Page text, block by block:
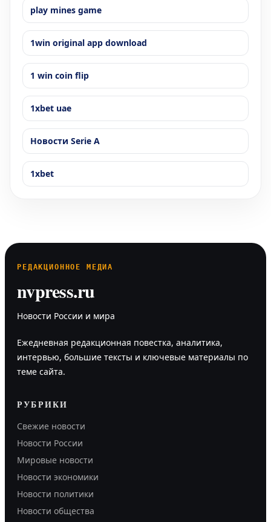
play mines game
1win original app download
1 win coin flip
1xbet uae
Новости Serie A
1xbet
РЕДАКЦИОННОЕ МЕДИА
nvpress.ru
Новости России и мира
Ежедневная редакционная повестка, аналитика,
интервью, большие тексты и ключевые материалы по
теме сайта.
РУБРИКИ
Свежие новости
Новости России
Мировые новости
Новости экономики
Новости политики
Новости общества